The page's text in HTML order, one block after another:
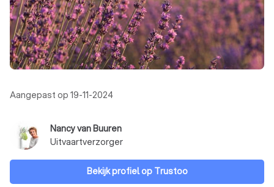
Aangepast op 19-11-2024
Nancy van Buuren
Uitvaartverzorger
Bekijk profiel op Trustoo